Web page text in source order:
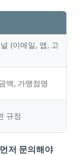
(이메일, 앱, 고
액, 가맹점명
규정
저 문의해야